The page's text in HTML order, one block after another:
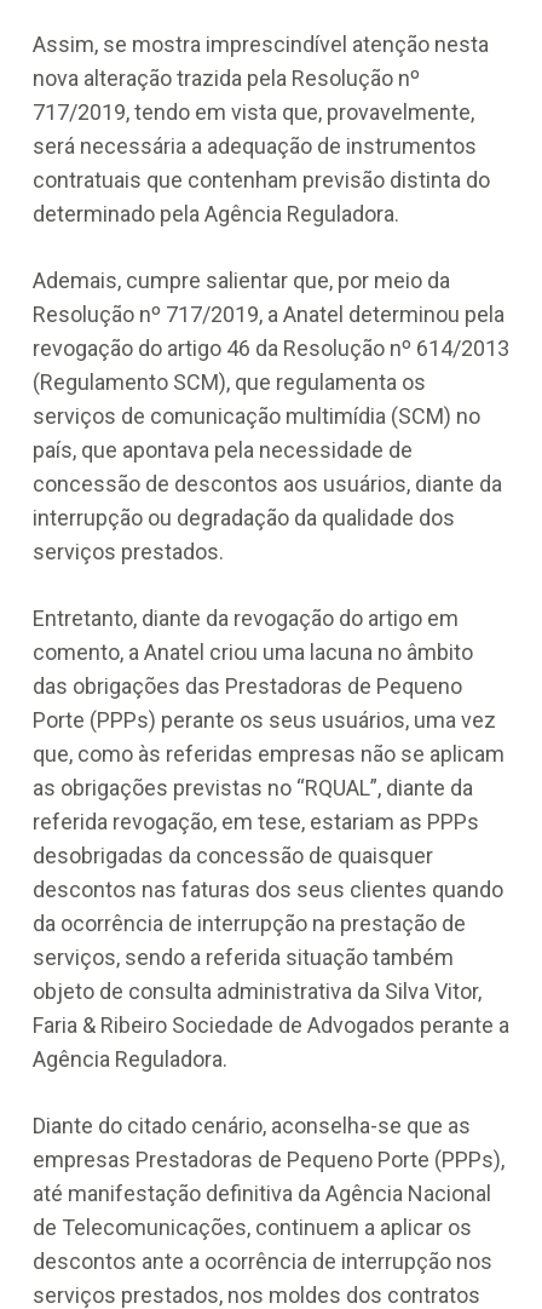
Assim, se mostra imprescindível atenção nesta
nova alteração trazida pela Resolução nº
717/2019, tendo em vista que, provavelmente,
será necessária a adequação de instrumentos
contratuais que contenham previsão distinta do
determinado pela Agência Reguladora.
Ademais, cumpre salientar que, por meio da
Resolução nº 717/2019, a Anatel determinou pela
revogação do artigo 46 da Resolução nº 614/2013
(Regulamento SCM), que regulamenta os
serviços de comunicação multimídia (SCM) no
país, que apontava pela necessidade de
concessão de descontos aos usuários, diante da
interrupção ou degradação da qualidade dos
serviços prestados.
Entretanto, diante da revogação do artigo em
comento, a Anatel criou uma lacuna no âmbito
das obrigações das Prestadoras de Pequeno
Porte (PPPs) perante os seus usuários, uma vez
que, como às referidas empresas não se aplicam
as obrigações previstas no “RQUAL”, diante da
referida revogação, em tese, estariam as PPPs
desobrigadas da concessão de quaisquer
descontos nas faturas dos seus clientes quando
da ocorrência de interrupção na prestação de
serviços, sendo a referida situação também
objeto de consulta administrativa da Silva Vitor,
Faria & Ribeiro Sociedade de Advogados perante a
Agência Reguladora.
Diante do citado cenário, aconselha-se que as
empresas Prestadoras de Pequeno Porte (PPPs),
até manifestação definitiva da Agência Nacional
de Telecomunicações, continuem a aplicar os
descontos ante a ocorrência de interrupção nos
serviços prestados, nos moldes dos contratos